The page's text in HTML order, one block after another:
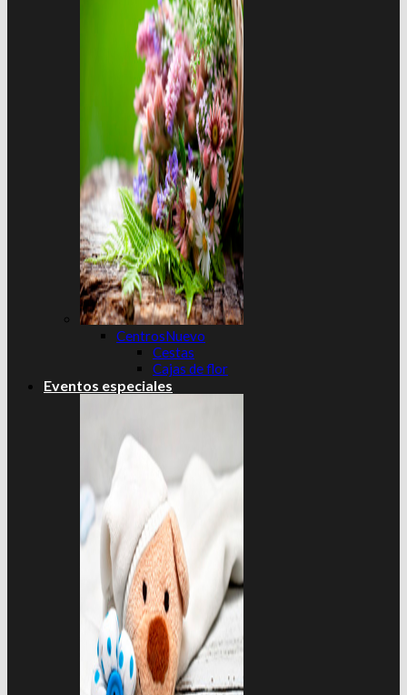
Centros
Cestas
Cajas de flor
Eventos especiales